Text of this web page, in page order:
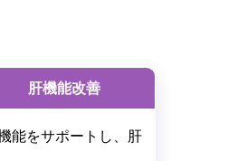
肝機能改善
能をサポートし、肝